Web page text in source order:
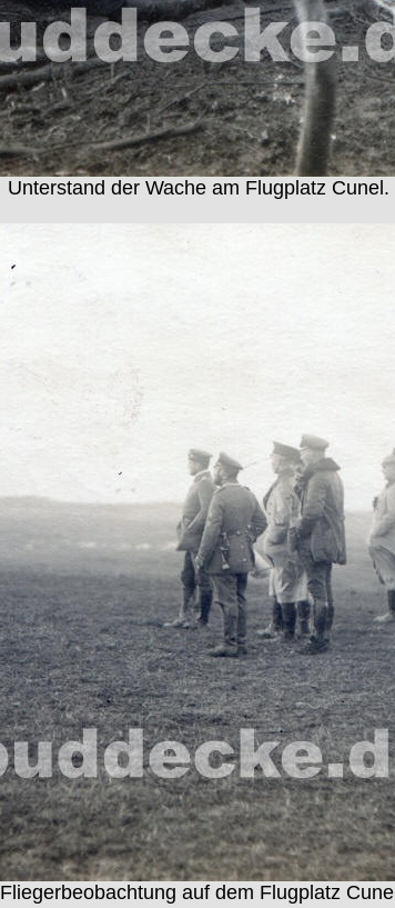
Unterstand der Wache am Flugplatz Cunel.
Fliegerbeobachtung auf dem Flugplatz Cunel